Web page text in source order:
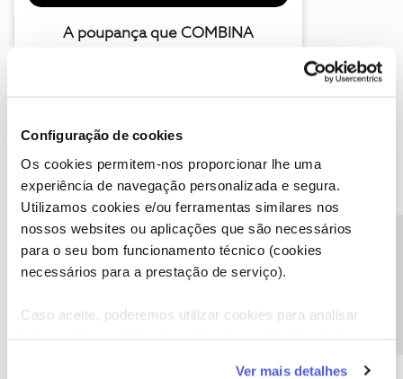
Configuração de cookies
Os cookies permitem-nos proporcionar lhe uma
experiência de navegação personalizada e segura.
Utilizamos cookies e/ou ferramentas similares nos
nossos websites ou aplicações que são necessários
para o seu bom funcionamento técnico (cookies
necessários para a prestação de serviço).
Caso aceite, poderemos utilizar cookies para analisar
Ver mais detalhes
A poupança que COMBINA
Descubra as novidades de junho